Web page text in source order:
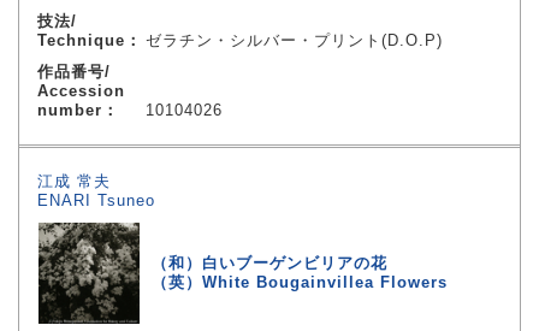
技法/
Technique： ゼラチン・シルバー・プリント(D.O.P)
作品番号/
Accession
number：
10104026
江成 常夫
ENARI Tsuneo
（和）白いブーゲンビリアの花
（英）White Bougainvillea Flowers